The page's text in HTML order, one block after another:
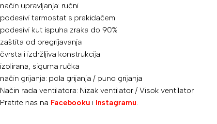
način upravljanja: ručni
podesivi termostat s prekidačem
podesivi kut ispuha zraka do 90%
zaštita od pregrijavanja
čvrsta i izdržljiva konstrukcija
izolirana, sigurna ručka
način grijanja: pola grijanja / puno grijanja
Način rada ventilatora: Nizak ventilator / Visok ventilator
Pratite nas na Facebooku i Instagramu